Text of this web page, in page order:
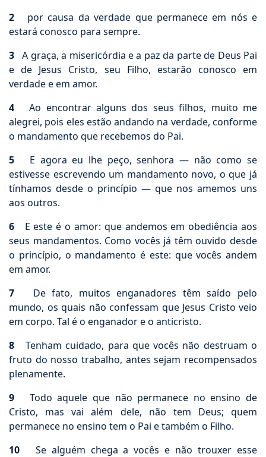
2 por causa da verdade que permanece em nós e
estará conosco para sempre.
3 A graça, a misericórdia e a paz da parte de Deus Pai
e de Jesus Cristo, seu Filho, estarão conosco em
verdade e em amor.
4 Ao encontrar alguns dos seus filhos, muito me
alegrei, pois eles estão andando na verdade, conforme
o mandamento que recebemos do Pai.
5 E agora eu lhe peço, senhora — não como se
estivesse escrevendo um mandamento novo, o que já
tínhamos desde o princípio — que nos amemos uns
aos outros.
6 E este é o amor: que andemos em obediência aos
seus mandamentos. Como vocês já têm ouvido desde
o princípio, o mandamento é este: que vocês andem
em amor.
7 De fato, muitos enganadores têm saído pelo
mundo, os quais não confessam que Jesus Cristo veio
em corpo. Tal é o enganador e o anticristo.
8 Tenham cuidado, para que vocês não destruam o
fruto do nosso trabalho, antes sejam recompensados
plenamente.
9 Todo aquele que não permanece no ensino de
Cristo, mas vai além dele, não tem Deus; quem
permanece no ensino tem o Pai e também o Filho.
10 Se alguém chega a vocês e não trouxer esse